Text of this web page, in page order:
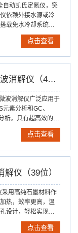
自动凯氏定氮仪，突
依赖外接水源或冷
载免水冷却系统，
度与效率，更增强
点击查看
A8-ULTRA微波消解仪（40位）
波消解仪广泛应用于
素分析和GC、
析。具有超高效的样
钟内完成绝大部分有
品的处理，如消解、
点击查看
解仪（39位）
用高纯石墨材料作
热，效率更高，温
设计，轻松实现样
样品消解的好伴
点击查看